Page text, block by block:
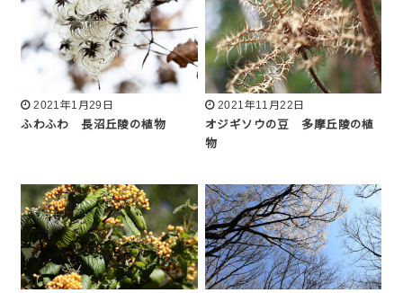
2021年1月29日
ふわふわ 長沼丘陵の植物
2021年11月22日
オジギソウの豆 多摩丘陵の植
物